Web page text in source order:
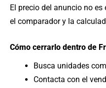
El precio del anuncio no
el comparador y la
Cómo cerrarlo dentro de
Busca unidades
Contacta con el